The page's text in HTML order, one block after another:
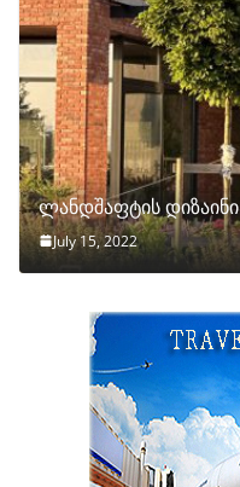
ლანდშაფტის დიზაინი
July 15, 2022